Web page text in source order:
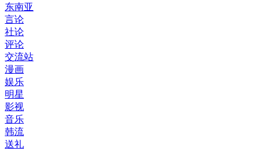
东南亚
言论
社论
评论
交流站
漫画
娱乐
明星
影视
音乐
韩流
送礼